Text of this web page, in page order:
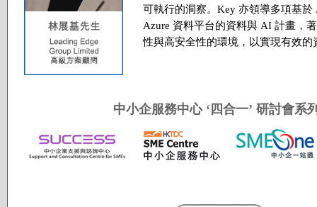
可執行的洞察。Key 亦領導多項基於
Azure 資料平台的資料與 AI 計畫，
性與高安全性的環境，以實現有效的
中小企服務中心 ‘四合一’ 研討會系